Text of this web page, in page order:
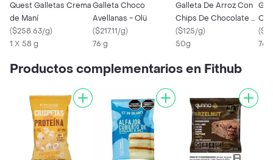
Quest Galletas Crema
de Maní
($258.63/g)
1 X 58 g
Galleta Choco
Avellanas - Olü
($217.11/g)
76 g
Galleta De Arroz Con
Chips De Chocolate -
Fithub X 50 G
($125/g)
50g
Olü
(
76 g
Productos complementarios en Fithub